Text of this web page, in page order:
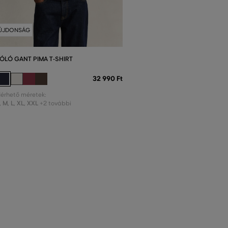
GANT PIMA T-SHIRT
32 990 Ft
méretek:
, M, L, XL, XXL +2 további